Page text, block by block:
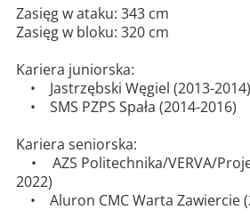
Zasięg w ataku: 343 cm
Zasięg w bloku: 320 cm
Kariera juniorska:
• Jastrzębski Węgiel (2013-2014)
• SMS PZPS Spała (2014-2016)
Kariera seniorska:
• AZS Politechnika/VERVA/
2022)
• Aluron CMC Warta Zawiercie